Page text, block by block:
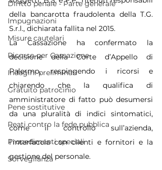
Diritto penale - Parte generale
Impugnazioni
Misure cautelari
Ricorso per Cassazione
Indagini preliminari
Gratuito patrocinio
Pene sostitutive
Reati contro la fede pubblica
Procedimenti speciali
Sorveglianza
della bancarotta fraudolenta della T.G.
S.r.l., dichiarata fallita nel 2015.
La Cassazione ha confermato la
decisione della Corte d’Appello di
Palermo, respingendo i ricorsi e
chiarendo che la qualifica di
amministratore di fatto può desumersi
da una pluralità di indici sintomatici,
come il controllo sull’azienda,
l’interfaccia con clienti e fornitori e la
gestione del personale.